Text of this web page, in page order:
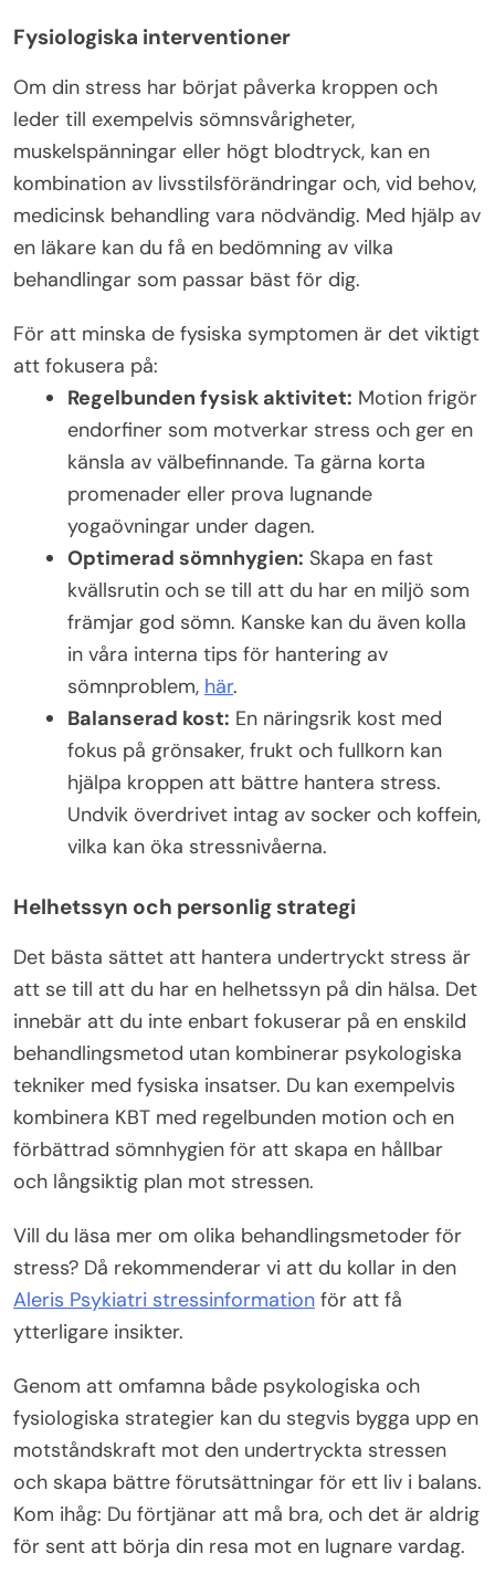
Fysiologiska interventioner
Om din stress har börjat påverka kroppen och
leder till exempelvis sömnsvårigheter,
muskelspänningar eller högt blodtryck, kan en
kombination av livsstilsförändringar och, vid behov,
medicinsk behandling vara nödvändig. Med hjälp av
en läkare kan du få en bedömning av vilka
behandlingar som passar bäst för dig.
För att minska de fysiska symptomen är det viktigt
att fokusera på:
Regelbunden fysisk aktivitet: Motion frigör
endorfiner som motverkar stress och ger en
känsla av välbefinnande. Ta gärna korta
promenader eller prova lugnande
yogaövningar under dagen.
Optimerad sömnhygien: Skapa en fast
kvällsrutin och se till att du har en miljö som
främjar god sömn. Kanske kan du även kolla
in våra interna tips för hantering av
sömnproblem, här.
Balanserad kost: En näringsrik kost med
fokus på grönsaker, frukt och fullkorn kan
hjälpa kroppen att bättre hantera stress.
Undvik överdrivet intag av socker och koffein,
vilka kan öka stressnivåerna.
Helhetssyn och personlig strategi
Det bästa sättet att hantera undertryckt stress är
att se till att du har en helhetssyn på din hälsa. Det
innebär att du inte enbart fokuserar på en enskild
behandlingsmetod utan kombinerar psykologiska
tekniker med fysiska insatser. Du kan exempelvis
kombinera KBT med regelbunden motion och en
förbättrad sömnhygien för att skapa en hållbar
och långsiktig plan mot stressen.
Vill du läsa mer om olika behandlingsmetoder för
stress? Då rekommenderar vi att du kollar in den
Aleris Psykiatri stressinformation för att få
ytterligare insikter.
Genom att omfamna både psykologiska och
fysiologiska strategier kan du stegvis bygga upp en
motståndskraft mot den undertryckta stressen
och skapa bättre förutsättningar för ett liv i balans.
Kom ihåg: Du förtjänar att må bra, och det är aldrig
för sent att börja din resa mot en lugnare vardag.